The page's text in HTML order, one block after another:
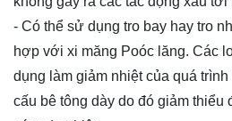
- Có thể sử dụng tro bay hay tro
hợp với xi măng Poóc lăng. Các
dụng làm giảm nhiệt của quá
cấu bê tông dày do đó giảm